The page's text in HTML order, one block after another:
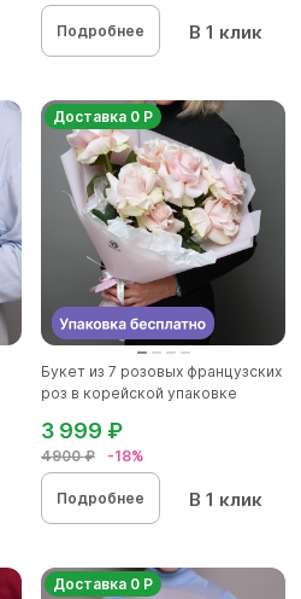
Подробнее В 1 клик
Доставка 0 Р
Букет из 7 розовых французских
роз в корейской упаковке
4900 ₽ -18%
3 999 ₽
Подробнее В 1 клик
Доставка 0 Р